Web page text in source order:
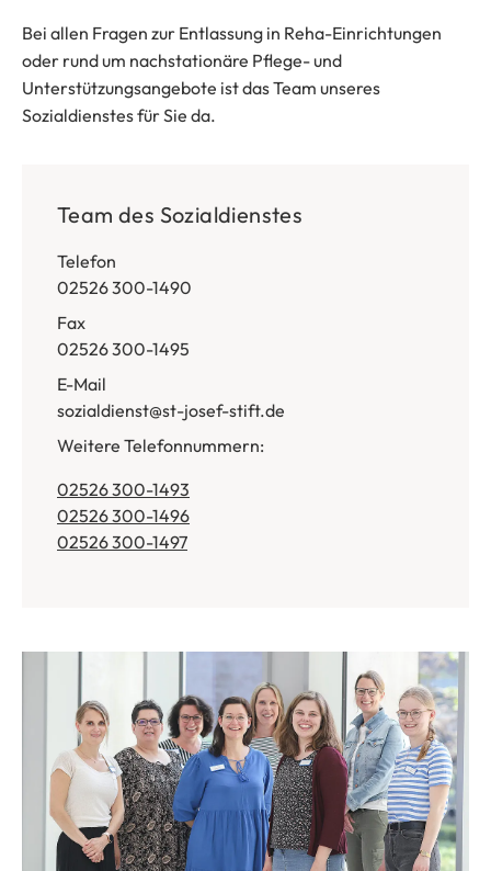
Bei allen Fragen zur Entlassung in Reha-Einrichtungen
oder rund um nachstationäre Pflege- und
Unterstützungsangebote ist das Team unseres
Sozialdienstes für Sie da.
Team des Sozialdienstes
Telefon
02526 300-1490
Fax
02526 300-1495
E-Mail
sozialdienst@st-josef-stift.de
Weitere Telefonnummern:
02526 300-1493
02526 300-1496
02526 300-1497